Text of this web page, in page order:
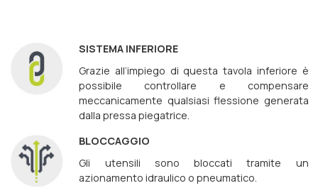
SISTEMA INFERIORE
Grazie all‘impiego di questa tavola inferiore è
possibile controllare e compensare
meccanicamente qualsiasi flessione generata
dalla pressa piegatrice.
BLOCCAGGIO
Gli utensili sono bloccati tramite un
azionamento idraulico o pneumatico.